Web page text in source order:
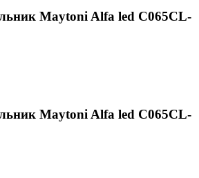
Maytoni Alfa led C065CL-
Maytoni Alfa led C065CL-